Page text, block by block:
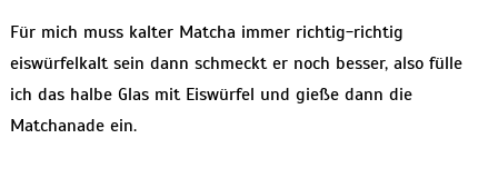
Für mich muss kalter Matcha immer richtig-richtig
eiswürfelkalt sein dann schmeckt er noch besser, also fülle
ich das halbe Glas mit Eiswürfel und gieße dann die
Matchanade ein.